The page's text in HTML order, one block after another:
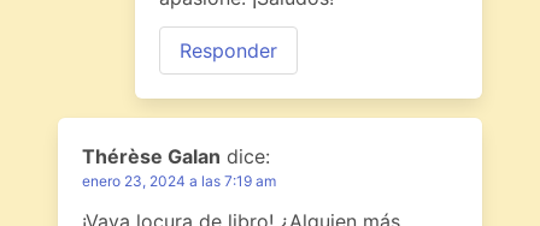
Responder
Thérèse Galan dice:
enero 23, 2024 a las 7:19 am
¡Vaya locura de libro! ¿Alguien más